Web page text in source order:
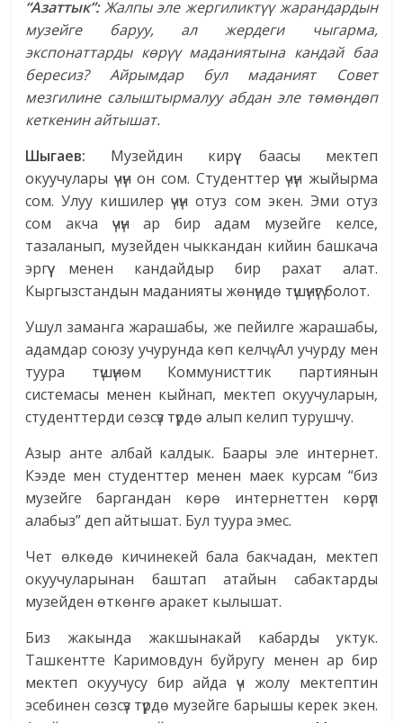
“Азаттык”:Жалпы эле жергиликтүү жарандардын
музейге баруу, ал жердеги чыгарма,
экспонаттарды көрүү маданиятына кандай баа
бересиз? Айрымдар бул маданият Совет
мезгилине салыштырмалуу абдан эле төмөндөп
кеткенин айтышат.
Шыгаев: Музейдин кирүү баасы мектеп
окуучулары үчүн он сом. Студенттер үчүн жыйырма
сом. Улуу кишилер үчүн отуз сом экен. Эми отуз
сом акча үчүн ар бир адам музейге келсе,
тазаланып, музейден чыккандан кийин башкача
эргүү менен кандайдыр бир рахат алат.
Кыргызстандын маданияты жөнүндө түшүнүгү болот.
Ушул заманга жарашабы, же пейилге жарашабы,
адамдар союзу учурунда көп келчү. Ал учурду мен
туура түшүнөм Коммунисттик партиянын
системасы менен кыйнап, мектеп окуучуларын,
студенттерди сөзсүз түрдө алып келип турушчу.
Азыр анте албай калдык. Баары эле интернет.
Кээде мен студенттер менен маек курсам “биз
музейге баргандан көрө интернеттен көрүп
алабыз” деп айтышат. Бул туура эмес.
Чет өлкөдө кичинекей бала бакчадан, мектеп
окуучуларынан баштап атайын сабактарды
музейден өткөнгө аракет кылышат.
Биз жакында жакшынакай кабарды уктук.
Ташкентте Каримовдун буйругу менен ар бир
мектеп окуучусу бир айда үч жолу мектептин
эсебинен сөзсүз түрдө музейге барышы керек экен.